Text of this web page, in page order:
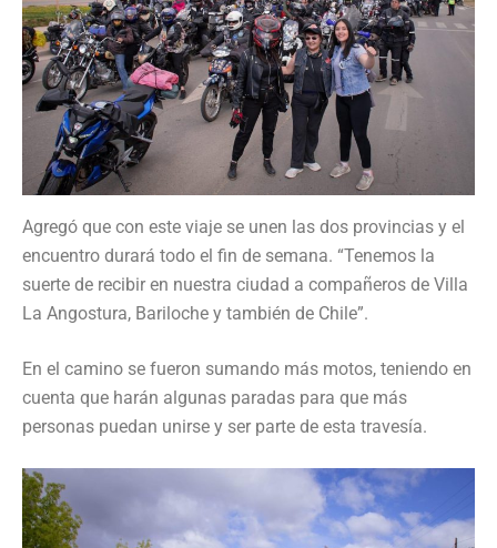
Agregó que con este viaje se unen las dos provincias y el
encuentro durará todo el fin de semana. “Tenemos la
suerte de recibir en nuestra ciudad a compañeros de Villa
La Angostura, Bariloche y también de Chile”.
En el camino se fueron sumando más motos, teniendo en
cuenta que harán algunas paradas para que más
personas puedan unirse y ser parte de esta travesía.